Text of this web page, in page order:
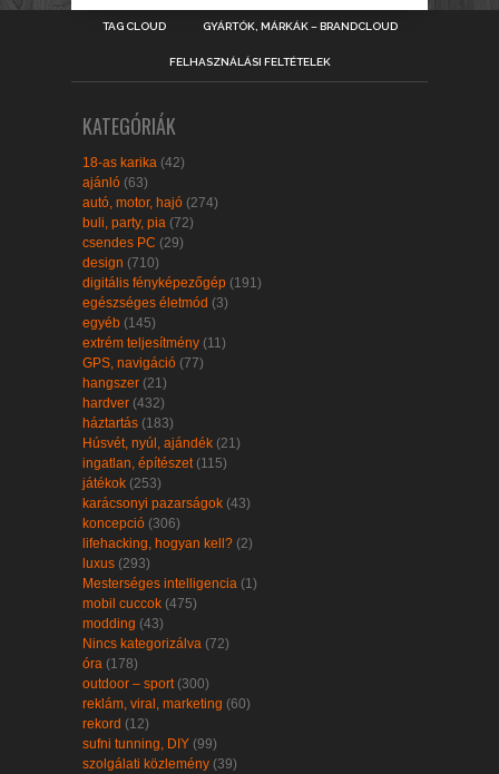
TAG CLOUD GYÁRTÓK, MÁRKÁK – BRANDCLOUD
FELHASZNÁLÁSI FELTÉTELEK
KATEGÓRIÁK
18-as karika (42)
ajánló (63)
autó, motor, hajó (274)
buli, party, pia (72)
csendes PC (29)
design (710)
digitális fényképezőgép (191)
egészséges életmód (3)
egyéb (145)
extrém teljesítmény (11)
GPS, navigáció (77)
hangszer (21)
hardver (432)
háztartás (183)
Húsvét, nyúl, ajándék (21)
ingatlan, építészet (115)
játékok (253)
karácsonyi pazarságok (43)
koncepció (306)
lifehacking, hogyan kell? (2)
luxus (293)
Mesterséges intelligencia (1)
mobil cuccok (475)
modding (43)
Nincs kategorizálva (72)
óra (178)
outdoor – sport (300)
reklám, viral, marketing (60)
rekord (12)
sufni tunning, DIY (99)
szolgálati közlemény (39)